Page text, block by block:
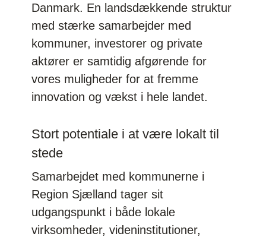
Danmark. En landsdækkende struktur
med stærke samarbejder med
kommuner, investorer og private
aktører er samtidig afgørende for
vores muligheder for at fremme
innovation og vækst i hele landet.
Stort potentiale i at være lokalt til
stede
Samarbejdet med kommunerne i
Region Sjælland tager sit
udgangspunkt i både lokale
virksomheder, videninstitutioner,